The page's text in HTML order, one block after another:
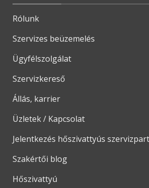
Rólunk
Szervizes beüzemelés
Ügyfélszolgálat
Szervizkereső
Állás, karrier
Üzletek / Kapcsolat
Jelentkezés hőszivattyús
Szakértői blog
Hőszivattyú